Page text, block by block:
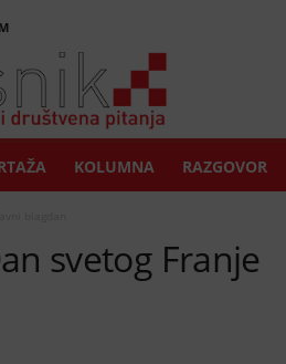
KOLUMNA RAZGOVOR
svetog Franje